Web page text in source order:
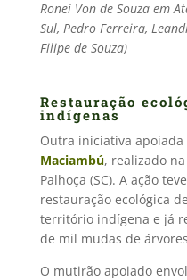
Ronei Von de Souza em
Sul, Pedro Ferreira,
Filipe de Souza)
Restauração
indígenas
Outra iniciativa apoiada
Maciambú, realizado
Palhoça (SC). A ação
restauração ecológica
território indígena e já
de mil mudas de
O mutirão apoiado